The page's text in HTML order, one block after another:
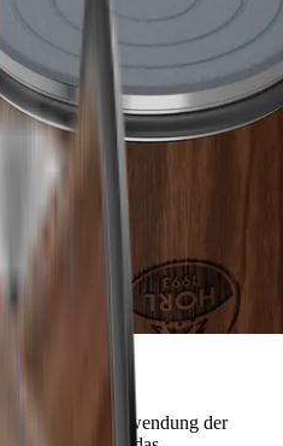
nach der Anwendung der